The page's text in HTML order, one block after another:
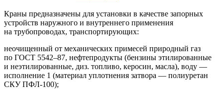
Краны предназначены для установки в качестве запорных
устройств наружного и внутреннего применения
на трубопроводах, транспортирующих:
неочищенный от механических примесей природный газ
по ГОСТ 5542–87, нефтепродукты (бензины этилированные
и неэтилированные, диз. топливо, керосин, масла), воду —
исполнение 1 (материал уплотнения затвора — полиуретан
СКУПФЛ-100);